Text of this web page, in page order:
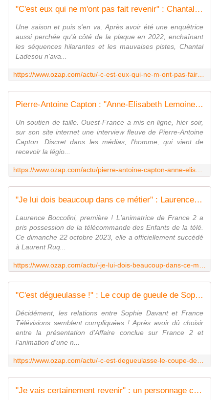
"C'est eux qui ne m'ont pas fait revenir" : Chantal Ladesou révèle avoir été évincée de "Mask Singer" après une saison sur TF1
Une saison et puis s'en va. Après avoir été une enquêtrice
aussi perchée qu'à côté de la plaque en 2022, enchaînant
les séquences hilarantes et les mauvaises pistes, Chantal
Ladesou n'ava...
Pierre-Antoine Capton : "Anne-Elisabeth Lemoine a mon soutien total, tant qu'elle en a envie, elle gardera 'C à vous'"
Un soutien de taille. Ouest-France a mis en ligne, hier soir,
sur son site internet une interview fleuve de Pierre-Antoine
Capton. Discret dans les médias, l'homme, qui vient de
recevoir la légio...
"Je lui dois beaucoup dans ce métier" : Laurence Boccolini rend un hommage appuyé à Laurent Ruquier dans "Les enfants de la télé"
Laurence Boccolini, première ! L'animatrice de France 2 a
pris possession de la télécommande des Enfants de la télé.
Ce dimanche 22 octobre 2023, elle a officiellement succédé
à Laurent Ruq...
"C'est dégueulasse !" : Le coup de gueule de Sophie Davant contre France Télévisions
Décidément, les relations entre Sophie Davant et France
Télévisions semblent compliquées ! Après avoir dû choisir
entre la présentation d'Affaire conclue sur France 2 et
l'animation d'une n...
"Je vais certainement revenir" : un personnage culte se livre sur son avenir dans la série "Demain nous appartient"